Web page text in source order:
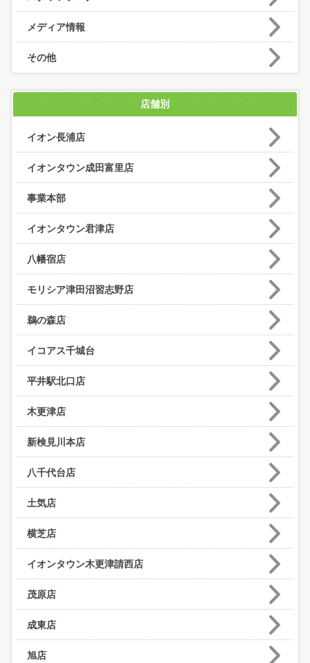
メディア情報
その他
店舗別
イオン長浦店
イオンタウン成田富里店
事業本部
イオンタウン君津店
八幡宿店
モリシア津田沼習志野店
鵜の森店
イコアス千城台
平井駅北口店
木更津店
新検見川本店
八千代台店
土気店
横芝店
イオンタウン木更津請西店
茂原店
成東店
旭店